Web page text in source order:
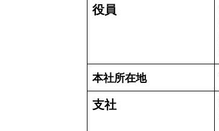
役員
本社所在地
支社